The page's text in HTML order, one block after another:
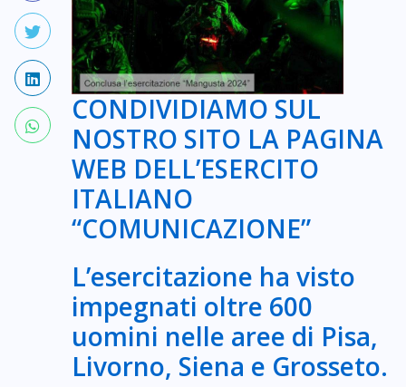
CONDIVIDIAMO SUL
NOSTRO SITO LA PAGINA
WEB DELL’ESERCITO
ITALIANO
“COMUNICAZIONE”
L’esercitazione ha visto
impegnati oltre 600
uomini nelle aree di Pisa,
Livorno, Siena e Grosseto.